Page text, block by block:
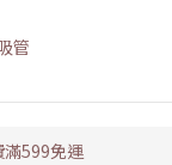
管
滿599免運